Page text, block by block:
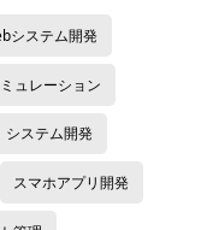
システム開発
ュレーション
システム開発
スマホアプリ開発